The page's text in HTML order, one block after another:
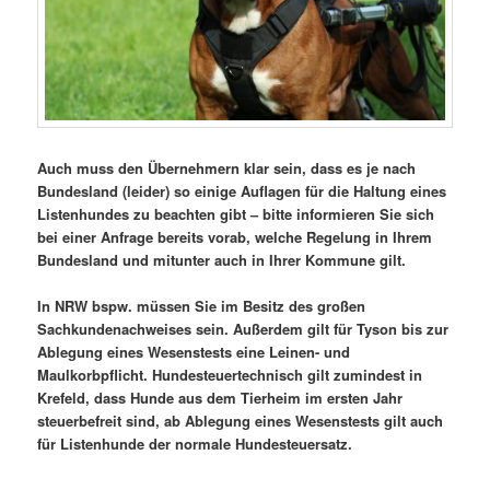
Auch muss den Übernehmern klar sein, dass es je nach
Bundesland (leider) so einige Auflagen für die Haltung eines
Listenhundes zu beachten gibt – bitte informieren Sie sich
bei einer Anfrage bereits vorab, welche Regelung in Ihrem
Bundesland und mitunter auch in Ihrer Kommune gilt.
In NRW bspw. müssen Sie im Besitz des großen
Sachkundenachweises sein. Außerdem gilt für Tyson bis zur
Ablegung eines Wesenstests eine Leinen- und
Maulkorbpflicht. Hundesteuertechnisch gilt zumindest in
Krefeld, dass Hunde aus dem Tierheim im ersten Jahr
steuerbefreit sind, ab Ablegung eines Wesenstests gilt auch
für Listenhunde der normale Hundesteuersatz.